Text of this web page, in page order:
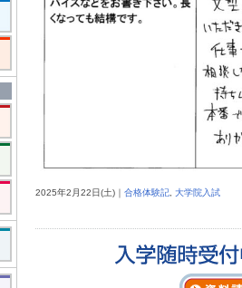
2025年2月22日(土)｜ 合格体験記 大学院入試